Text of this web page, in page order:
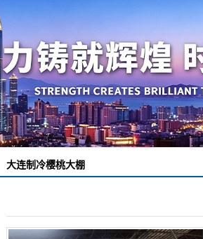
冷藏库建造
速冻库建造
保鲜库建造
医药冷库建造
速冻隧道建造
室内滑雪滑冰
制冷设备安装
冷水机
行业资讯
技术中心
大连制冷樱桃大棚